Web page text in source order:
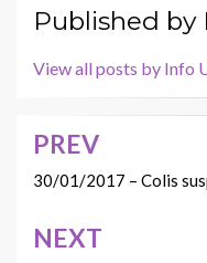
Published by
View all posts by Info
Navigation
de
l’article
PREV
30/01/2017 – Colis
NEXT